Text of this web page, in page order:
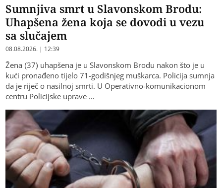
Sumnjiva smrt u Slavonskom Brodu:
Uhapšena žena koja se dovodi u vezu
sa slučajem
08.08.2026. | 12:39
Žena (37) uhapšena je u Slavonskom Brodu nakon što je u
kući pronađeno tijelo 71-godišnjeg muškarca. Policija sumnja
da je riječ o nasilnoj smrti. U Operativno-komunikacionom
centru Policijske uprave …